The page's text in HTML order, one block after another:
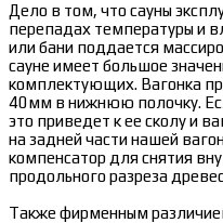
Дело в том, что сауны
перепадах температуры и
или бани поддается
сауне имеет большое
комплектующих. Вагонка
40мм в нижнюю полочку.
это приведет к ее сколу и
на задней части нашей
компенсатор для снятия
продольного разреза
Также фирменным